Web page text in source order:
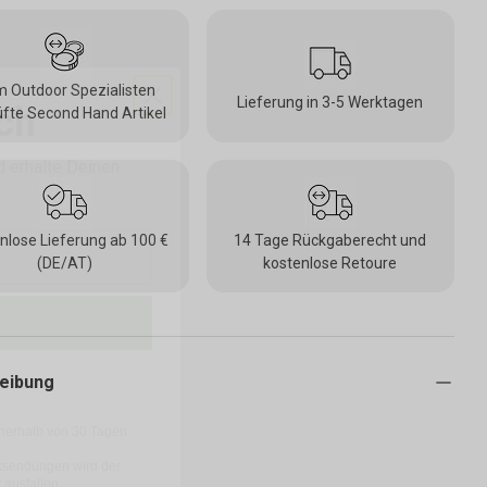
Outdoor Spezialisten
Second Hand Artikel
Lieferung in 3-5 Werktagen
Lieferung ab 100 €
(DE/AT)
14 Tage Rückgaberecht und
kostenlose Retoure
erhalte Deinen
von 30 Tagen